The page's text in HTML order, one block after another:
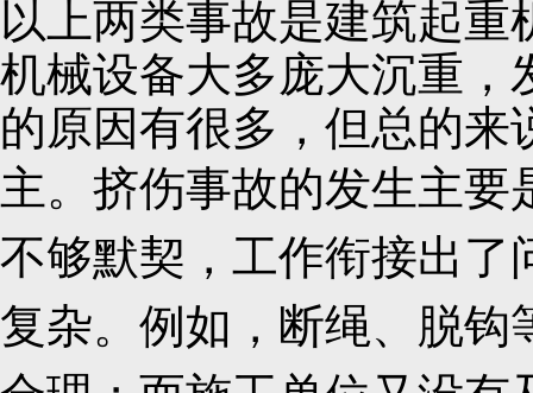
以上两类事故是建筑起
机械设备大多庞大沉重，
的原因有很多，但总的
主。挤伤事故的发生主要
不够默契，工作衔接出了
复杂。例如，断绳、脱钩